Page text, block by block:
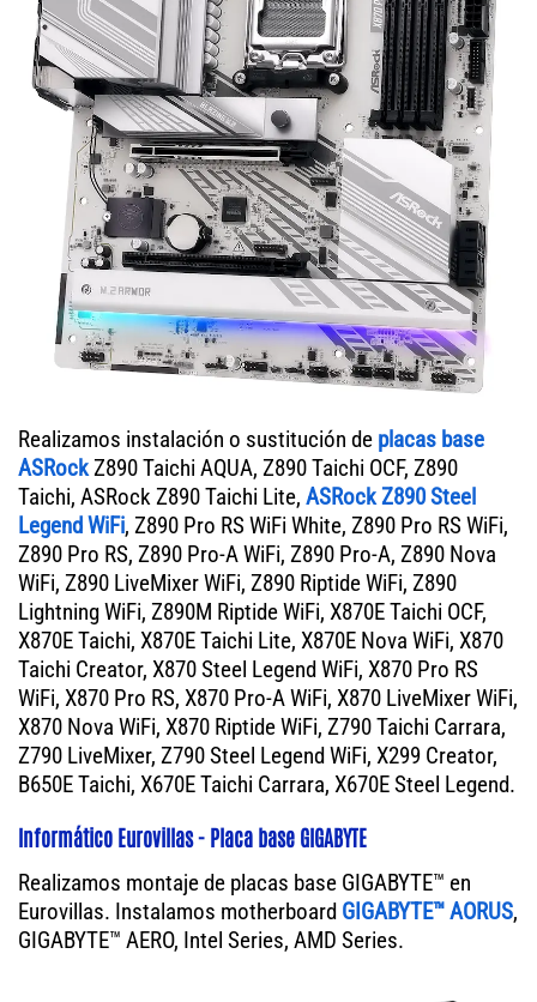
Realizamos instalación o sustitución de placas base
ASRockZ890 Taichi AQUA, Z890 Taichi OCF, Z890
Taichi, ASRock Z890 Taichi Lite, ASRock Z890 Steel
Legend WiFi, Z890 Pro RS WiFi White, Z890 Pro RS WiFi,
Z890 Pro RS, Z890 Pro-A WiFi, Z890 Pro-A, Z890 Nova
WiFi, Z890 LiveMixer WiFi, Z890 Riptide WiFi, Z890
Lightning WiFi, Z890M Riptide WiFi, X870E Taichi OCF,
X870E Taichi, X870E Taichi Lite, X870E Nova WiFi, X870
Taichi Creator, X870 Steel Legend WiFi, X870 Pro RS
WiFi, X870 Pro RS, X870 Pro-A WiFi, X870 LiveMixer WiFi,
X870 Nova WiFi, X870 Riptide WiFi, Z790 Taichi Carrara,
Z790 LiveMixer, Z790 Steel Legend WiFi, X299 Creator,
B650E Taichi, X670E Taichi Carrara, X670E Steel Legend.
Informático Eurovillas - Placa base GIGABYTE
Realizamos montaje de placas base GIGABYTE™ en
Eurovillas. Instalamos motherboard GIGABYTE™ AORUS,
GIGABYTE™ AERO, Intel Series, AMD Series.